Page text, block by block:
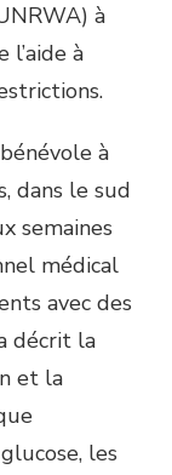
à
à
à
dans le sud
semaines
médical
avec des
décrit la
et la
les